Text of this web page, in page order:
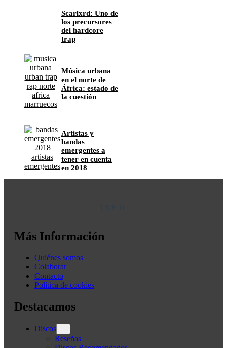
Scarlxrd: Uno de
los precursores
del hardcore
trap
Música urbana
en el norte de
África: estado de
la cuestión
Artistas y
bandas
emergentes a
tener en cuenta
en 2018
Más Información
Quiénes somos
Colaborar
Contacto
Política de cookies
Destacamos
Discos
Reseñas